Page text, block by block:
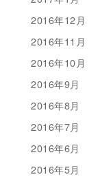
2016年12月
2016年11月
2016年10月
2016年9月
2016年8月
2016年7月
2016年6月
2016年5月